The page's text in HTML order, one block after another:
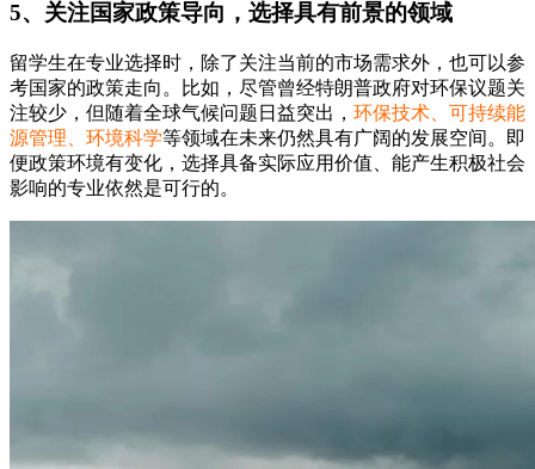
5、关注国家政策导向，选择具有前景的领域
留学生在专业选择时，除了关注当前的市场需求外，也可以参
考国家的政策走向。比如，尽管曾经特朗普政府对环保议题关
注较少，但随着全球气候问题日益突出， 环保技术、可持续能
源管理、环境科学等领域在未来仍然具有广阔的发展空间。即
便政策环境有变化，选择具备实际应用价值、能产生积极社会
影响的专业依然是可行的。